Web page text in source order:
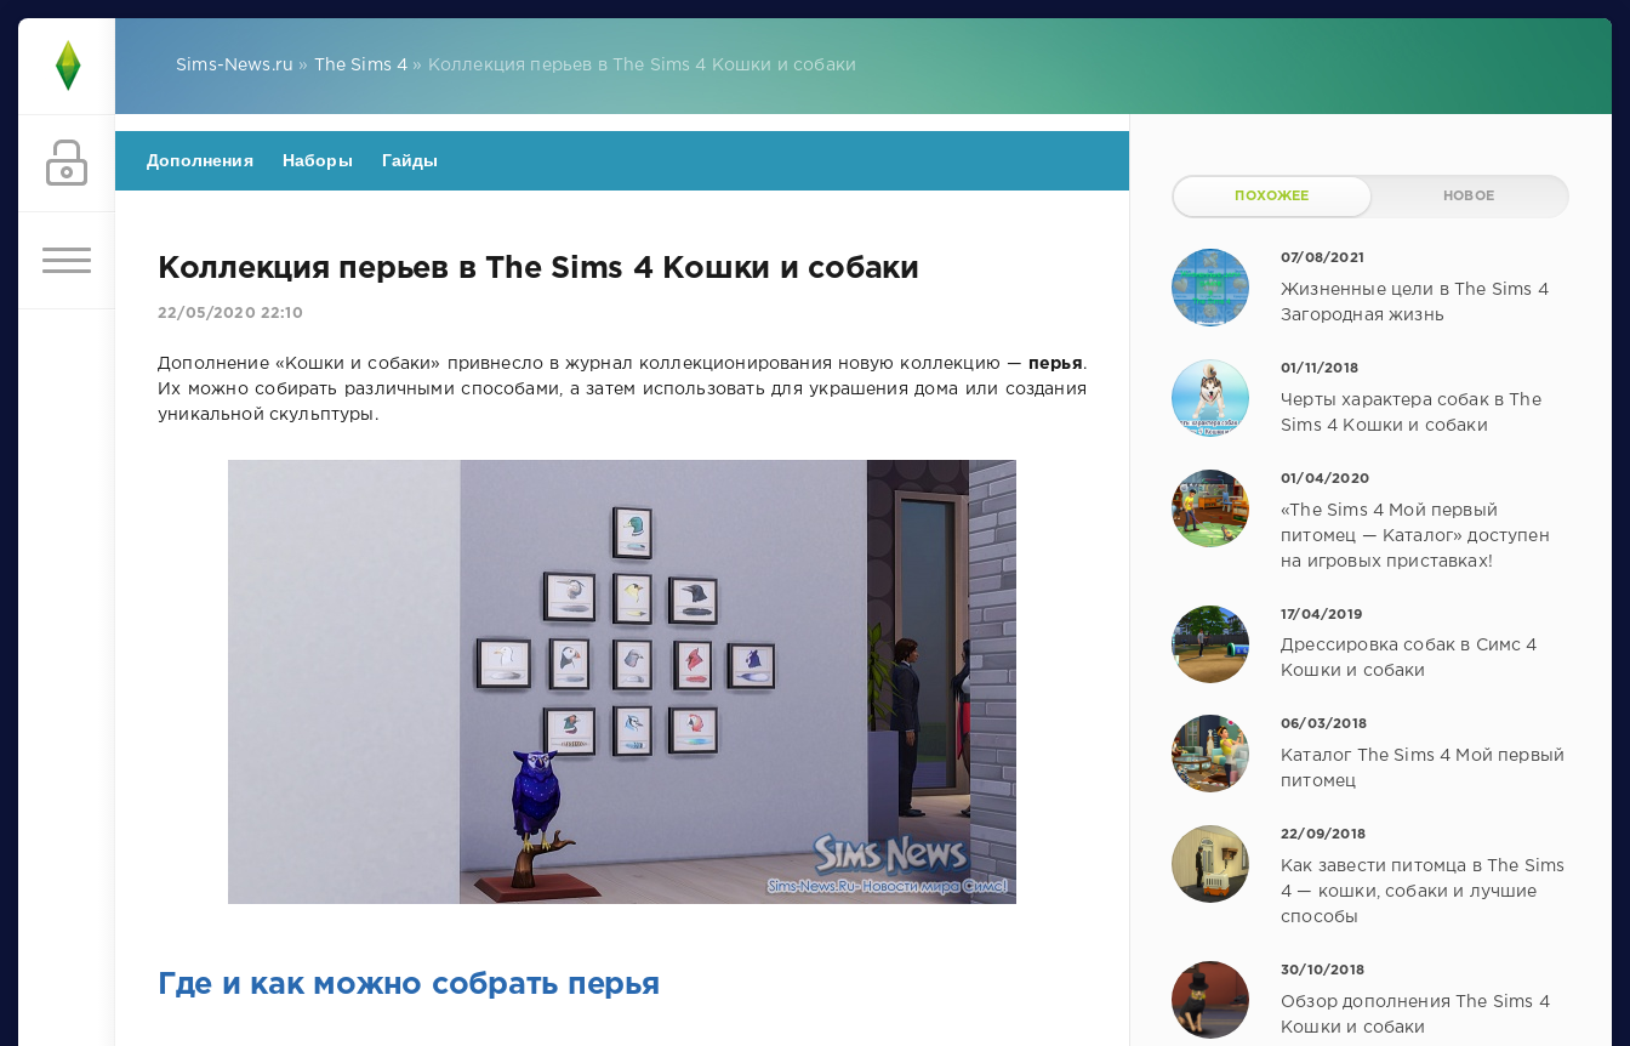
Sims-News.ru » The Sims 4 » Коллекция перьев в The Sims 4 Кошки и собаки
Дополнения Наборы Гайды
Коллекция перьев в The Sims 4 Кошки и собаки
22/05/2020 22:10
Дополнение «Кошки и собаки» привнесло в журнал коллекционирования новую коллекцию — перья.
Их можно собирать различными способами, а затем использовать для украшения дома или создания
уникальной скульптуры.
Где и как можно собрать перья
ПОХОЖЕЕ НОВОЕ
07/08/2021
Жизненные цели в The Sims 4
Загородная жизнь
01/11/2018
Черты характера собак в The
Sims 4 Кошки и собаки
01/04/2020
«The Sims 4 Мой первый
питомец — Каталог» доступен
на игровых приставках!
17/04/2019
Дрессировка собак в Симс 4
Кошки и собаки
06/03/2018
Каталог The Sims 4 Мой первый
питомец
22/09/2018
Как завести питомца в The Sims
4 — кошки, собаки и лучшие
способы
30/10/2018
Обзор дополнения The Sims 4
Кошки и собаки